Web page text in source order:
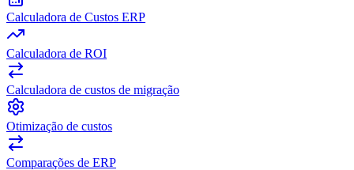
Calculadora de Custos ERP
Calculadora de ROI
Calculadora de custos de migração
Otimização de custos
Comparações de ERP